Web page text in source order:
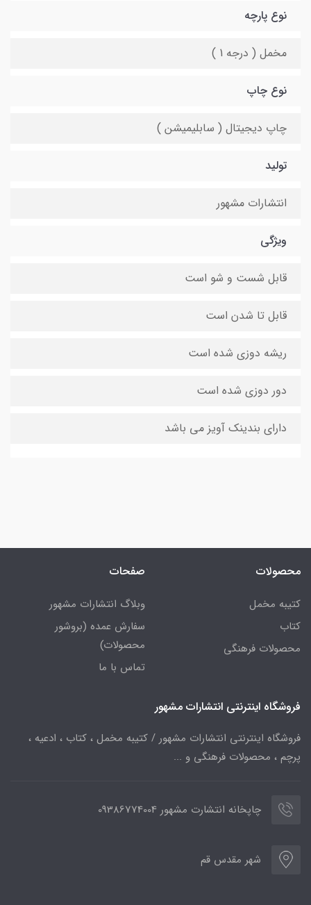
نوع پارچه
مخمل ( درجه 1 )
نوع چاپ
چاپ دیجیتال ( سابلیمیشن )
تولید
انتشارات مشهور
ویژگی
قابل شست و شو است
قابل تا شدن است
ریشه دوزی شده است
دور دوزی شده است
دارای بندینک آویز می باشد
محصولات
کتیبه مخمل
کتاب
محصولات فرهنگی
صفحات
وبلاگ انتشارات مشهور
سفارش عمده (بروشور
محصولات)
تماس با ما
فروشگاه اینترنتی انتشارات مشهور
فروشگاه اینترنتی انتشارات مشهور / کتیبه مخمل ، کتاب ، ادعیه ،
پرچم ، محصولات فرهنگی و ...
چاپخانه انتشارت مشهور 09386774004
شهر مقدس قم